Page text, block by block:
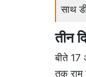
साथ
तीन
बीते 17
तक राम